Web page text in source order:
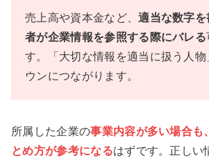
売上高や資本金など、適当な数字
者が企業情報を参照する際にバレる
す。「大切な情報を適当に扱う人
ウンにつながります。
所属した企業の事業内容が多い場合も
とめ方が参考になるはずです。正しい